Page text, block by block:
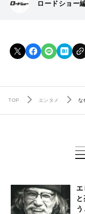
ロードショー
TOP エンタメ な